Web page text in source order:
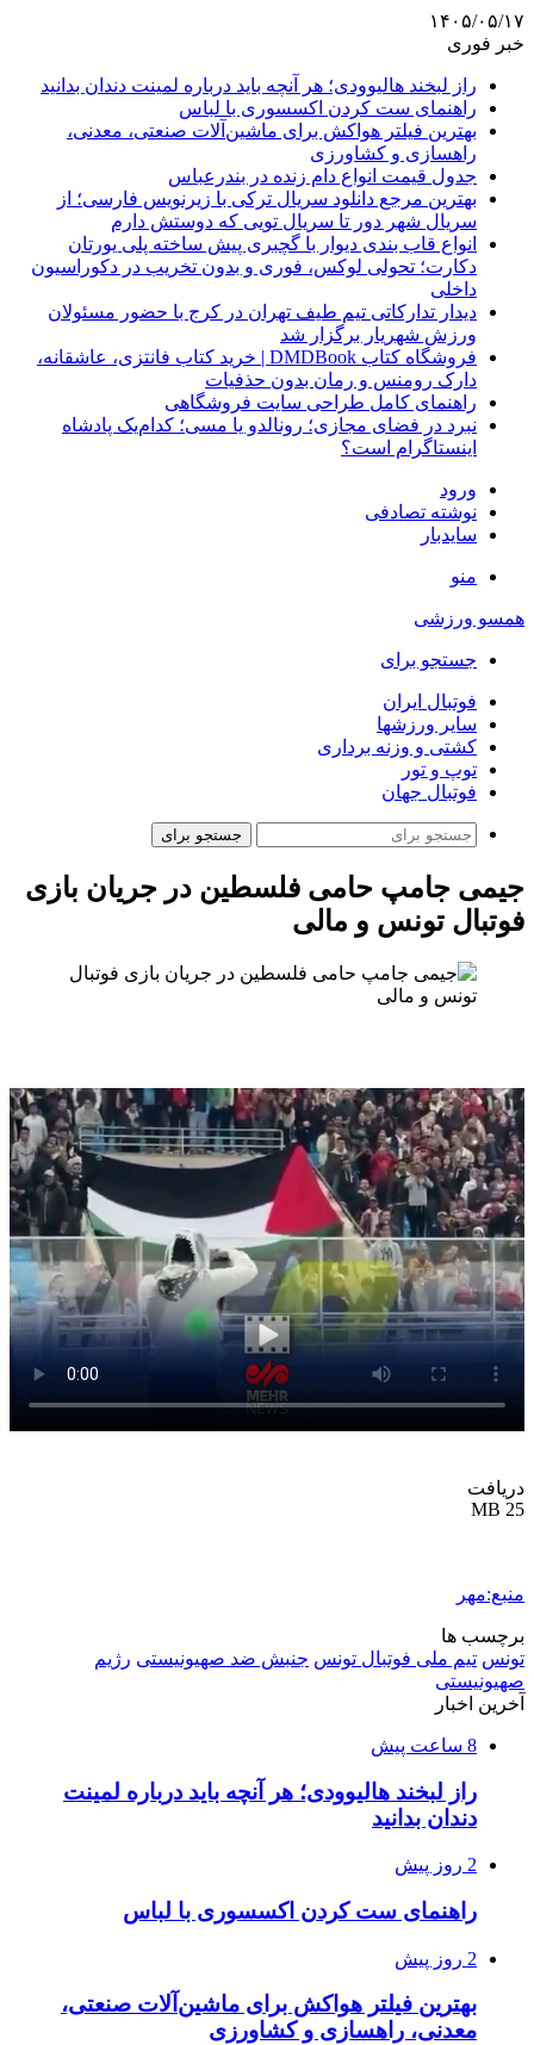
۱۴۰۵/۰۵/۱۷
خبر فوری
راز لبخند هالیوودی؛ هر آنچه باید درباره لمینت دندان بدانید
راهنمای ست کردن اکسسوری با لباس
بهترین فیلتر هواکش برای ماشین‌آلات صنعتی، معدنی،
راهسازی و کشاورزی
جدول قیمت انواع دام زنده در بندرعباس
بهترین مرجع دانلود سریال ترکی با زیرنویس فارسی؛ از
سریال شهر دور تا سریال تویی که دوستش دارم
انواع قاب بندی دیوار با گچبری پیش ساخته پلی یورتان
دکارت؛ تحولی لوکس، فوری و بدون تخریب در دکوراسیون
داخلی
دیدار تدارکاتی تیم طیف تهران در کرج با حضور مسئولان
ورزش شهریار برگزار شد
فروشگاه کتاب DMDBook | خرید کتاب فانتزی، عاشقانه،
دارک رومنس و رمان بدون حذفیات
راهنمای کامل طراحی سایت فروشگاهی
نبرد در فضای مجازی؛ رونالدو یا مسی؛ کدام‌یک پادشاه
اینستاگرام است؟
ورود
نوشته تصادفی
سایدبار
منو
همسو ورزشی
جستجو برای
فوتبال ایران
سایر ورزشها
کشتی و وزنه برداری
توپ و تور
فوتبال جهان
جستجو برای
جیمی جامپ حامی فلسطین در جریان بازی
فوتبال تونس و مالی
دریافت
25 MB
منبع:مهر
برچسب ها
تونس تیم ملی فوتبال تونس جنبش ضد صهیونیستی رژیم
صهیونیستی
آخرین اخبار
8 ساعت پیش
راز لبخند هالیوودی؛ هر آنچه باید درباره لمینت
دندان بدانید
2 روز پیش
راهنمای ست کردن اکسسوری با لباس
2 روز پیش
بهترین فیلتر هواکش برای ماشین‌آلات صنعتی،
معدنی، راهسازی و کشاورزی